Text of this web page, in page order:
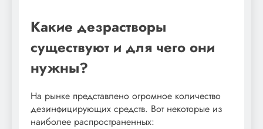
Какие дезрастворы
существуют и для чего они
нужны?
На рынке представлено огромное количество
дезинфицирующих средств. Вот некоторые из
наиболее распространенных: